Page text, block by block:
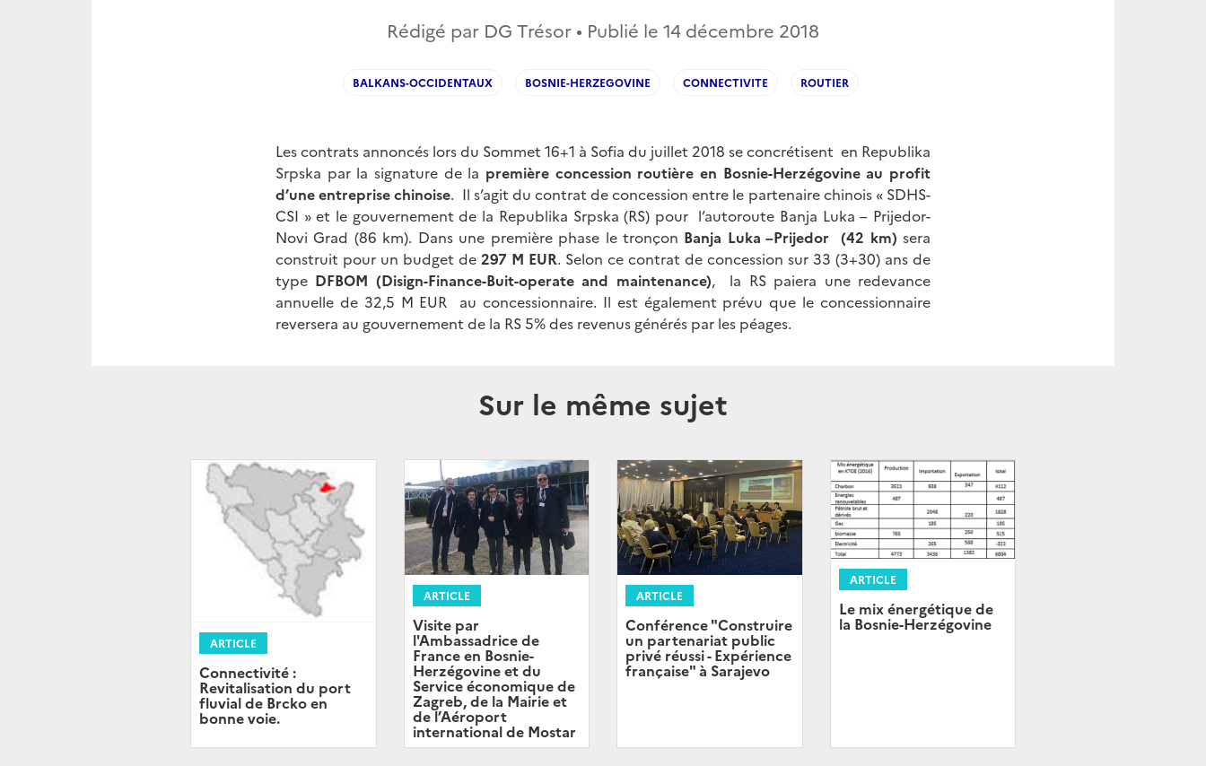
Rédigé par DG Trésor • Publié le 14 décembre 2018
BALKANS-OCCIDENTAUX BOSNIE-HERZEGOVINE CONNECTIVITE ROUTIER
Les contrats annoncés lors du Sommet 16+1 à Sofia du juillet 2018 se concrétisent en Republika
Srpska par la signature de la première concession routière en Bosnie-Herzégovine au profit
d’une entreprise chinoise. Il s’agit du contrat de concession entre le partenaire chinois « SDHS-
CSI » et le gouvernement de la Republika Srpska (RS) pour l’autoroute Banja Luka – Prijedor-
Novi Grad (86 km). Dans une première phase le tronçon Banja Luka –Prijedor (42 km) sera
construit pour un budget de 297 M EUR. Selon ce contrat de concession sur 33 (3+30) ans de
type DFBOM (Disign-Finance-Buit-operate and maintenance), la RS paiera une redevance
annuelle de 32,5 M EUR au concessionnaire. Il est également prévu que le concessionnaire
reversera au gouvernement de la RS 5% des revenus générés par les péages.
Sur le même sujet
ARTICLE
Connectivité :
Revitalisation du port
fluvial de Brcko en
bonne voie.
ARTICLE
Visite par
l'Ambassadrice de
France en Bosnie-
Herzégovine et du
Service économique de
Zagreb, de la Mairie et
de l’Aéroport
international de Mostar
ARTICLE
Conférence "Construire
un partenariat public
privé réussi - Expérience
française" à Sarajevo
ARTICLE
Le mix énergétique de
la Bosnie-Herzégovine